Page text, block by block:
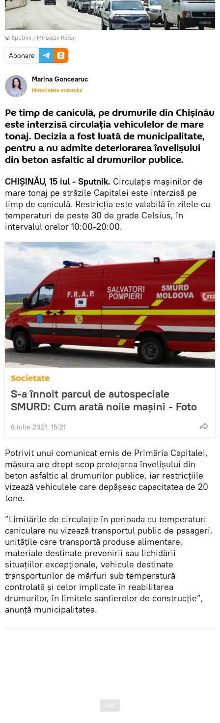
© Sputnik / Miroslav Rotari
Abonare
Marina Goncearuc
Materialele autorului
Pe timp de caniculă, pe drumurile din Chișinău
este interzisă circulația vehiculelor de mare
tonaj. Decizia a fost luată de municipalitate,
pentru a nu admite deteriorarea învelișului
din beton asfaltic al drumurilor publice.
CHIȘINĂU, 15 iul - Sputnik. Circulația mașinilor de
mare tonaj pe străzile Capitalei este interzisă pe
timp de caniculă. Restricția este valabilă în zilele cu
temperaturi de peste 30 de grade Celsius, în
intervalul orelor 10:00-20:00.
Societate
S-a înnoit parcul de autospeciale
SMURD: Cum arată noile mașini - Foto
6 Iulie 2021, 15:21
Potrivit unui comunicat emis de Primăria Capitalei,
măsura are drept scop protejarea învelișului din
beton asfaltic al drumurilor publice, iar restricțiile
vizează vehiculele care depășesc capacitatea de 20
tone.
”Limitările de circulație în perioada cu temperaturi
caniculare nu vizează transportul public de pasageri,
unitățile care transportă produse alimentare,
materiale destinate prevenirii sau lichidării
situațiilor excepționale, vehicule destinate
transporturilor de mărfuri sub temperatură
controlată și celor implicate în reabilitarea
drumurilor, în limitele șantierelor de construcție”,
anunță municipalitatea.